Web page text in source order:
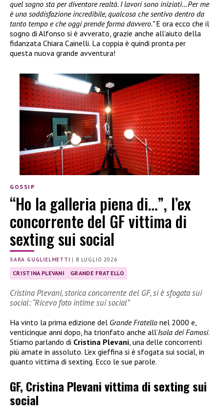
quel sogno sta per diventare realtà. I lavori sono iniziati…Per me
è una soddisfazione incredibile, qualcosa che sentivo dentro da
tanto tempo e che oggi prende forma davvero.”E ora ecco che il
sogno di Alfonso si è avverato, grazie anche all’aiuto della
fidanzata Chiara Cainelli. La coppia è quindi pronta per
questa nuova grande avventura!
GOSSIP
“Ho la galleria piena di…”, l’ex
concorrente del GF vittima di
sexting sui social
SARA GUGLIELMETTI | 8 LUGLIO 2026
CRISTINA PLEVANI GRANDE FRATELLO
Cristina Plevani, storica concorrente del GF, si è sfogata sui
social: “Ricevo foto intime sui social”
Ha vinto la prima edizione del Grande Fratello nel 2000 e,
venticinque anni dopo, ha trionfato anche all’Isola dei Famosi.
Stiamo parlando di Cristina Plevani, una delle concorrenti
più amate in assoluto. L’ex gieffina si è sfogata sui social, in
quanto vittima di sexting. Ecco le sue parole.
GF, Cristina Plevani vittima di sexting sui
social